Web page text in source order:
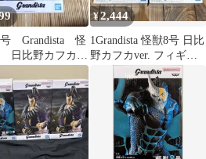
号 Grandista 怪
日比野カフカ
ィギュア
¥2,444
1Grandista 怪獣8号 日比
野カフカver. フィギュ